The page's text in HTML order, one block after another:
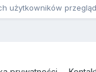
użytkowników